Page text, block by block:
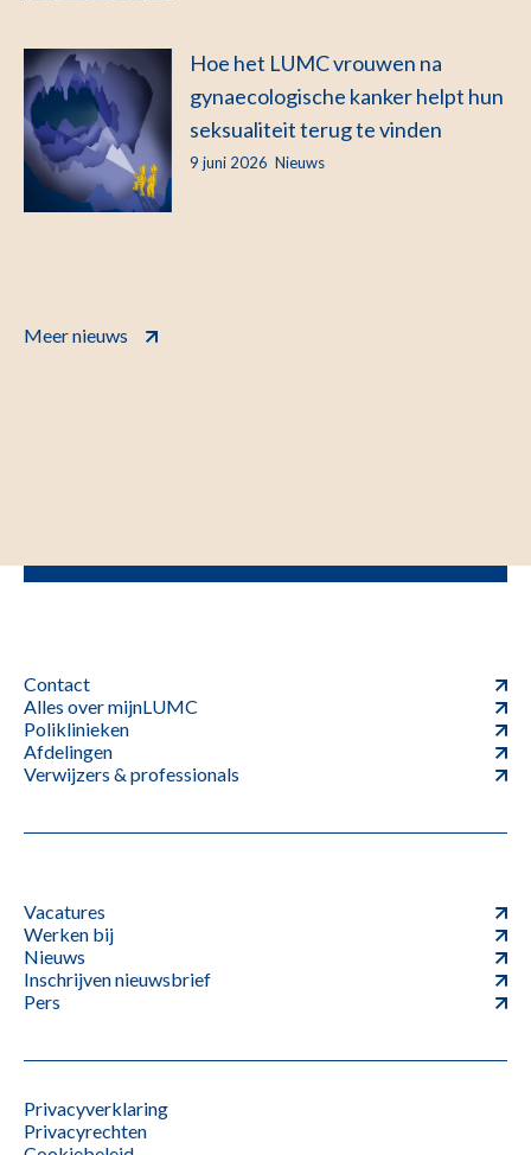
Hoe het LUMC vrouwen na
gynaecologische kanker helpt hun
seksualiteit terug te vinden
9 juni 2026 Nieuws
Meer nieuws
Contact
Alles over mijnLUMC
Poliklinieken
Afdelingen
Verwijzers & professionals
Vacatures
Werken bij
Nieuws
Inschrijven nieuwsbrief
Pers
Privacyverklaring
Privacyrechten